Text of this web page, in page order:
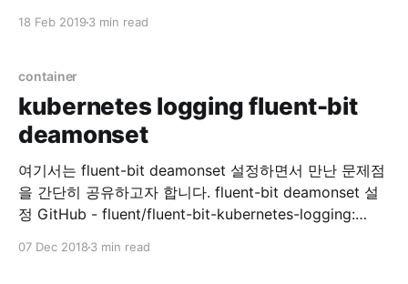
container) * Horizontal scaling * Automated rollouts
and rollbacks * Self-healing * Service discovery and
load balancing * Secret and configuration
management Ref:
18 Feb 2019 3 min read
container
kubernetes logging fluent-bit
deamonset
여기서는 fluent-bit deamonset 설정하면서 만난 문제점
을 간단히 공유하고자 합니다. fluent-bit deamonset 설
정 GitHub - fluent/fluent-bit-kubernetes-logging:
07 Dec 2018 3 min read